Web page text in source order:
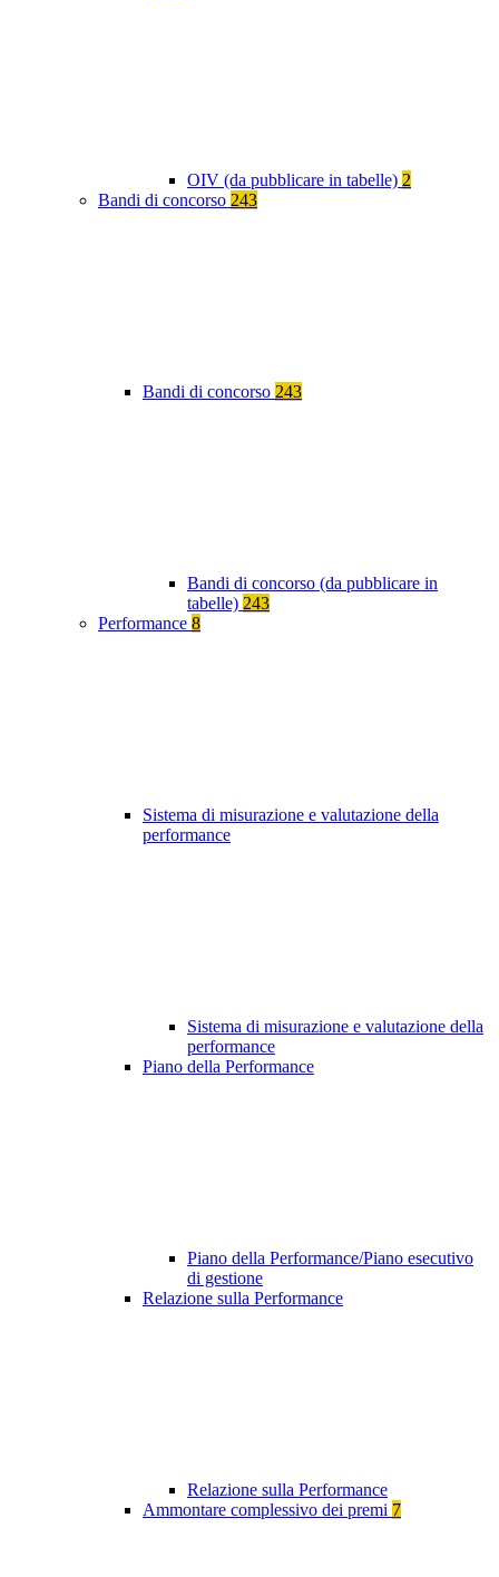
OIV (da pubblicare in tabelle) 2
Bandi di concorso 243
Bandi di concorso 243
Bandi di concorso (da pubblicare in
tabelle) 243
Performance 8
Sistema di misurazione e valutazione della
performance
Sistema di misurazione e valutazione della
performance
Piano della Performance
Piano della Performance/Piano esecutivo
di gestione
Relazione sulla Performance
Relazione sulla Performance
Ammontare complessivo dei premi 7